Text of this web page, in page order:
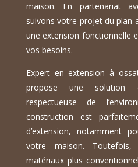
maison. En partenariat
suivons votre projet du plan
une extension fonctionnelle
vos besoins.
Expert en extension à
propose une solution
respectueuse de
construction est
d’extension, notamment
votre maison.
matériaux plus